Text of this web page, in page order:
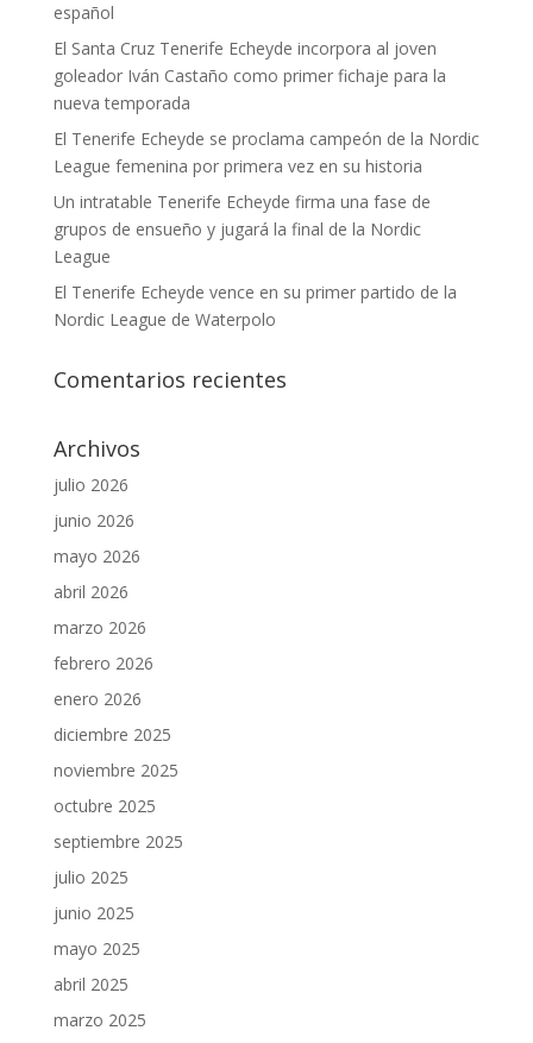
español
El Santa Cruz Tenerife Echeyde incorpora al joven
goleador Iván Castaño como primer fichaje para la
nueva temporada
El Tenerife Echeyde se proclama campeón de la Nordic
League femenina por primera vez en su historia
Un intratable Tenerife Echeyde firma una fase de
grupos de ensueño y jugará la final de la Nordic
League
El Tenerife Echeyde vence en su primer partido de la
Nordic League de Waterpolo
Comentarios recientes
Archivos
julio 2026
junio 2026
mayo 2026
abril 2026
marzo 2026
febrero 2026
enero 2026
diciembre 2025
noviembre 2025
octubre 2025
septiembre 2025
julio 2025
junio 2025
mayo 2025
abril 2025
marzo 2025